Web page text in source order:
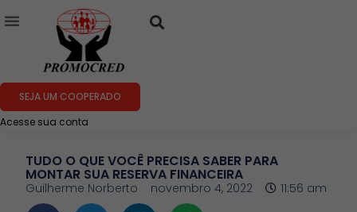
Acesse sua conta
SEJA UM COOPERADO
TUDO O QUE VOCÊ PRECISA SABER PARA
MONTAR SUA RESERVA FINANCEIRA
Guilherme Norberto novembro 4, 2022 11:56 am